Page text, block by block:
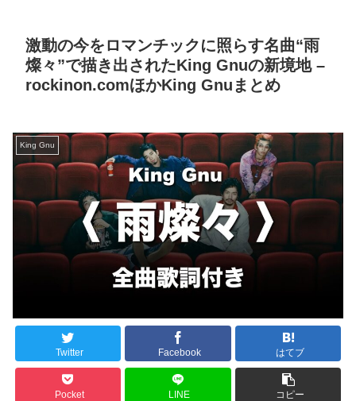
激動の今をロマンチックに照らす名曲“雨
燦々”で描き出されたKing Gnuの新境地 –
rockinon.comほかKing Gnuまとめ
King Gnu
Twitter Facebook はてブ
Pocket LINE コピー